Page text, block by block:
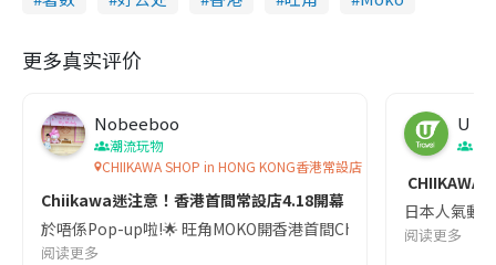
更多真实评价
Nobeeboo
潮流玩物
CHIIKAWA SHOP in HONG KONG香港常設店
Chiikawa迷注意！香港首間常設店4.18開幕
於唔係Pop-up啦!🌟 旺角MOKO開香港首間Chiikawa常設店
阅读更多
U
CHIIKAWA
日本人氣動
阅读更多